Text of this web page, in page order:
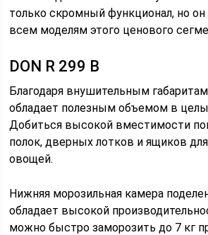
только скромный функционал, но
всем моделям этого ценового
DON R 299 B
Благодаря внушительным
обладает полезным объемом в
Добиться высокой вместимости
полок, дверных лотков и ящиков
овощей.
Нижняя морозильная камера
обладает высокой
можно быстро заморозить до 7 кг